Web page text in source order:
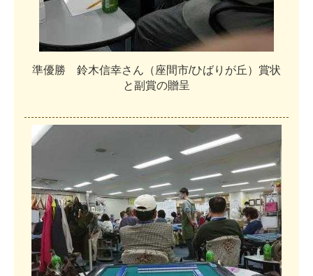
準優勝 鈴木信幸さ ん （ 座間市/ひばり が丘 ） 賞状
と副 賞の贈呈